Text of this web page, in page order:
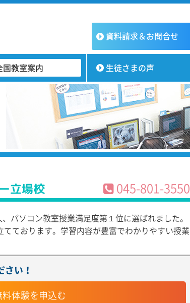
資料請求＆お問合せ
国教室案内 生徒さまの声
立場校 045-801-3550
パソコン教室授業満足度第１位に選ばれました。
ております。学習内容が豊富でわかりやすい授業
い！
料体験を申込む